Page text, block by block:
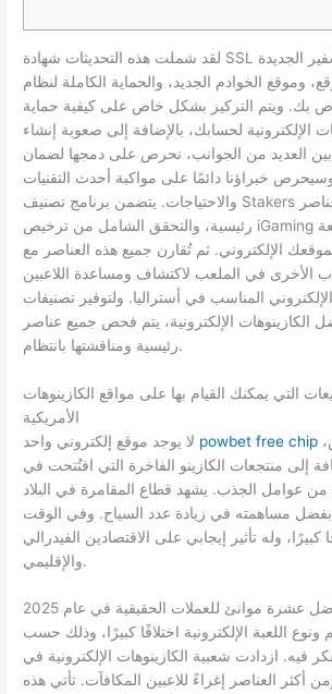
لقد شملت هذه التحديثات شهادة SSL الجديدة، وتقنية التشفير الجديدة
وموقع الخوادم الجديد، والحماية الكاملة لنظام
بك. ويتم التركيز بشكل خاص على كيفية حماية
الإلكترونية لحسابك، بالإضافة إلى صعوبة إنشاء
بين العديد من الجوانب، نحرص على دمجها لضمان
وسيحرص خبراؤنا دائمًا على مواكبة أحدث التقنيات
والاحتياجات. يتضمن برنامج تصنيف Stakers الجديد دمج سبعة عناصر
رئيسية، والتحقق الشامل من ترخيص iGaming الخاص بك، والسمعة
لموقعك الإلكتروني. ثم تُقارن جميع هذه العناصر مع
الأخرى في الملعب لاكتشاف ومساعدة اللاعبين
الإلكتروني المناسب في أستراليا. ولتوفير تصنيفات
الكازينوهات الإلكترونية، يتم فحص جميع عناصر
رئيسية ومناقشتها بانتظام.
التي يمكنك القيام بها على مواقع الكازينوهات
الأمريكية
powbet free chip
إلى منتجعات الكازينو الفاخرة التي افتُتحت في
من عوامل الجذب. يشهد قطاع المقامرة في البلاد
بفضل مساهمته في زيادة عدد السياح. وفي الوقت
وله تأثير إيجابي على الاقتصادين الفيدرالي
والإقليمي.
عشرة موانئ للعملات الحقيقية في عام 2025
اللعبة الإلكترونية اختلافًا كبيرًا، وذلك حسب
فيه. ازدادت شعبية الكازينوهات الإلكترونية في
أكثر العناصر إغراءً للاعبين المكافآت. تأتي هذه